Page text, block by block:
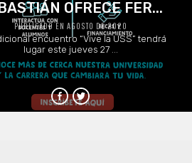
OFRECE FER...
PUBLICADO EN AGOSTO DE 2020
encuentro “Vive la USS” tendrá
lugar este jueves 27 ...